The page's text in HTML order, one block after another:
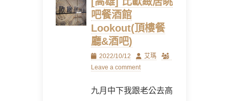
吧餐酒館
Lookout(頂樓餐
廳&酒吧)
Posted
on
2022/10/12 Author
艾瑪
Leave a comment
九月中下我跟老公去高